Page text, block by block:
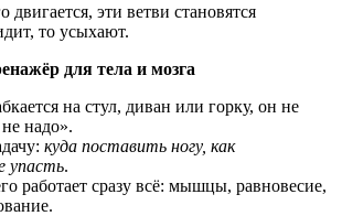
двигается, эти ветви становятся
то усыхают.
для тела и мозга
на стул, диван или горку, он не
надо».
куда поставить ногу, как
упасть.
работает сразу всё: мышцы, равновесие,